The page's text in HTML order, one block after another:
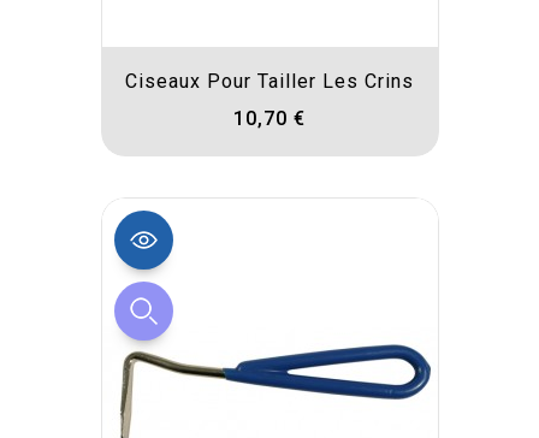
Ciseaux Pour Tailler Les Crins
10,70 €